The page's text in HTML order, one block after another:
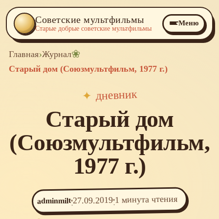
Советские мультфильмы
Старые добрые советские мультфильмы
Меню
Главная›Журнал❀
Старый дом (Союзмультфильм, 1977 г.)
✦ дневник
Старый дом
(Союзмультфильм,
1977 г.)
adminmilt
·
27.09.2019·
1 минута чтения